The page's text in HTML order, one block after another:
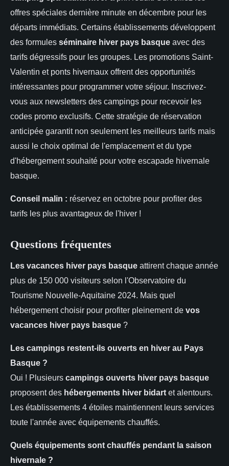
offres spéciales dernière minute en décembre pour les
départs immédiats. Certains établissements développent
des formules séminaire hiver pays basque avec des
tarifs dégressifs pour les groupes. Les promotions Saint-
Valentin et ponts hivernaux offrent des opportunités
intéressantes pour programmer votre séjour. Inscrivez-
vous aux newsletters des campings pour recevoir les
codes promo exclusifs. Cette stratégie de réservation
anticipée garantit non seulement les meilleurs tarifs mais
aussi le choix optimal de l'emplacement et du type
d'hébergement souhaité pour votre escapade hivernale
basque.
Conseil malin : réservez en octobre pour profiter des
tarifs les plus avantageux de l'hiver !
Questions fréquentes
Les vacances hiver pays basque attirent chaque année
plus de 150 000 visiteurs selon l'Observatoire du
Tourisme Nouvelle-Aquitaine 2024. Mais quel
hébergement choisir pour profiter pleinement de vos
vacances hiver pays basque ?
Les campings restent-ils ouverts en hiver au Pays
Basque ?
Oui ! Plusieurs campings ouverts hiver pays basque
proposent des hébergements hiver bidart et alentours.
Les établissements 4 étoiles maintiennent leurs services
toute l'année avec équipements chauffés.
Quels équipements sont chauffés pendant la saison
hivernale ?